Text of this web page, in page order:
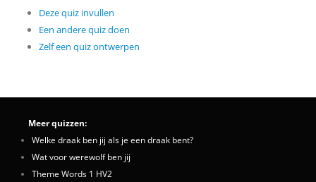
Deze quiz invullen
Een andere quiz doen
Zelf een quiz ontwerpen
Meer quizzen:
Welke draak ben jij als je een draak bent?
Wat voor werewolf ben jij
Theme Words 1 HV2